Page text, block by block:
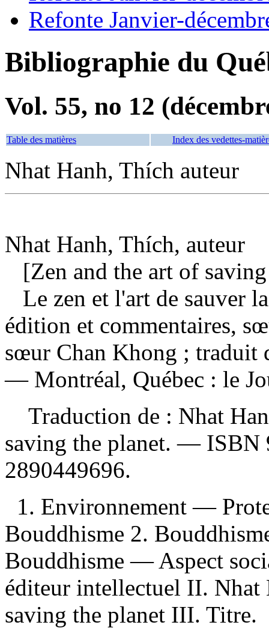
Refonte Janvier-
Bibliographie du
Vol. 55, no 12
Table des matières Index des vedettes-
Nhat Hanh, Thích auteur
Nhat Hanh, Thích, auteur
[Zen and the art of
Le zen et l'art de sauver
édition et commentaires,
sœur Chan Khong ; traduit
— Montréal, Québec : le
Traduction de : Nhat
saving the planet. — ISBN
2890449696.
1. Environnement —
Bouddhisme 2.
Bouddhisme — Aspect
éditeur intellectuel II. Nhat
saving the planet III. Titre.